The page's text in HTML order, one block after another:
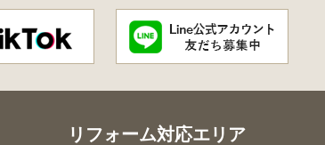
リフォーム対応エリア